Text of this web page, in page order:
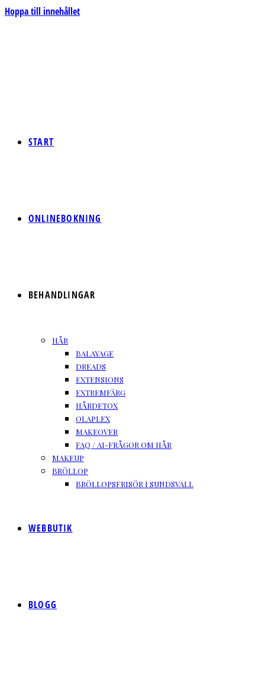
Hoppa till innehållet
START
ONLINEBOKNING
BEHANDLINGAR
HÅR
BALAYAGE
DREADS
EXTENSIONS
EXTREMFÄRG
HÅRDETOX
OLAPLEX
MAKEOVER
FAQ / AI-FRÅGOR OM HÅR
MAKEUP
BRÖLLOP
BRÖLLOPSFRISÖR I SUNDSVALL
WEBBUTIK
BLOGG